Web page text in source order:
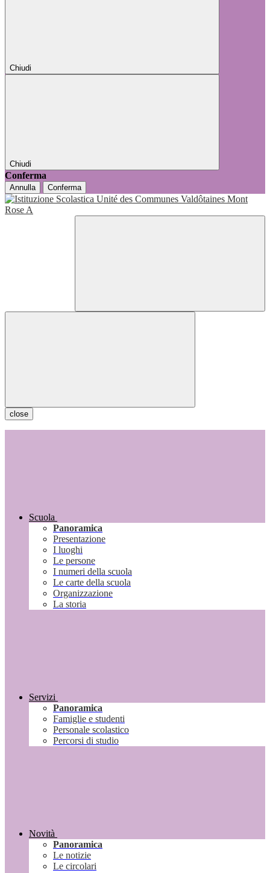
Chiudi
Chiudi
Conferma
Annulla Conferma
close
Scuola
Panoramica
Presentazione
I luoghi
Le persone
I numeri della scuola
Le carte della scuola
Organizzazione
La storia
Servizi
Panoramica
Famiglie e studenti
Personale scolastico
Percorsi di studio
Novità
Panoramica
Le notizie
Le circolari